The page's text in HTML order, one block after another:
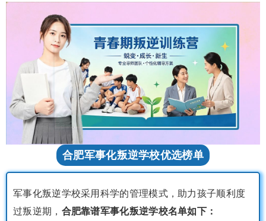
合肥军事化叛逆学校优选榜单
军事化叛逆学校采用科学的管理模式，助力孩子顺利度
过叛逆期， 合肥靠谱军事化叛逆学校名单如下：